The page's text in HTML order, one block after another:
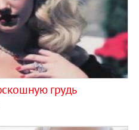
грудь